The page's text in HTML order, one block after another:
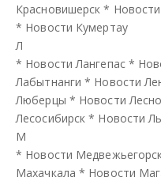
Красновишерск *
* Новости Кумертау
Л
* Новости Лангепас*
Лабытнанги * Новости
Люберцы * Новости
Лесосибирск * Новости
М
* Новости Медвежьегорск
Махачкала * Новости